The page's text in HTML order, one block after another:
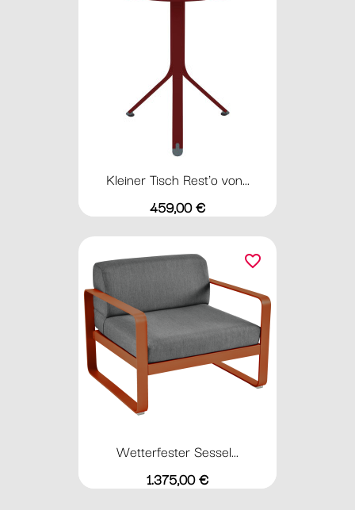
Kleiner Tisch Rest'o von...
Preis
459,00 €
Wetterfester Sessel...
Preis
1.375,00 €
favorite_border